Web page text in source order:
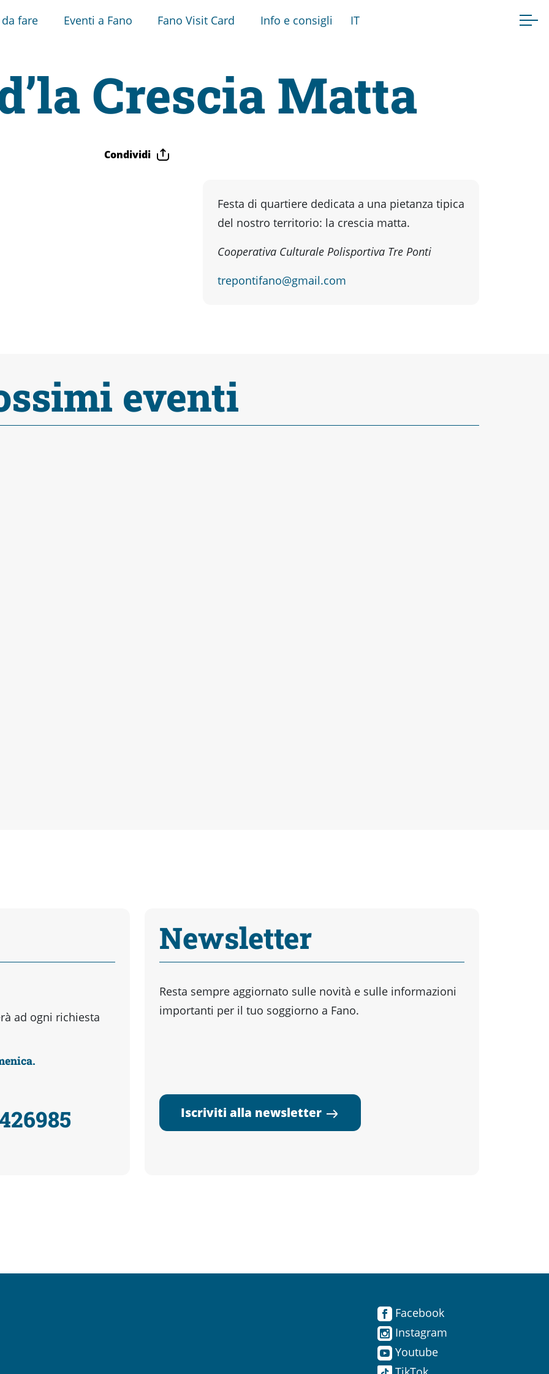
da fare Eventi a Fano Fano Visit Card Info e consigli IT
Crescia Matta
Condividi
Festa di quartiere dedicata a una pietanza tipica
del nostro territorio: la crescia matta.
Cooperativa Culturale Polisportiva Tre Ponti
trepontifano@gmail.com
eventi
ad ogni richiesta
Newsletter
Resta sempre aggiornato sulle novità e sulle informazioni
importanti per il tuo soggiorno a Fano.
Iscriviti alla newsletter
Facebook
Instagram
Youtube